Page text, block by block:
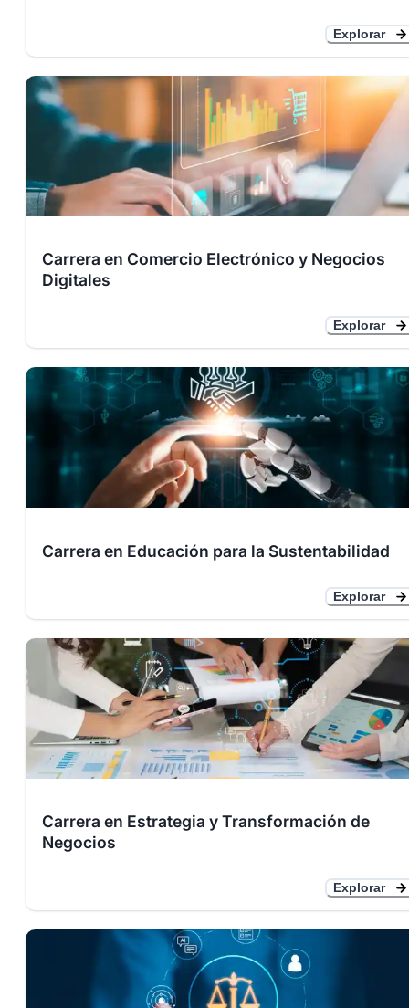
Explorar
Carrera en Comercio Electrónico y Negocios
Digitales
Explorar
Carrera en Educación para la Sustentabilidad
Explorar
Carrera en Estrategia y Transformación de
Negocios
Explorar